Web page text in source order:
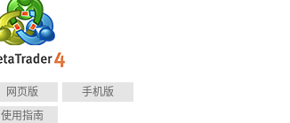
网页版
手机版
使用指南